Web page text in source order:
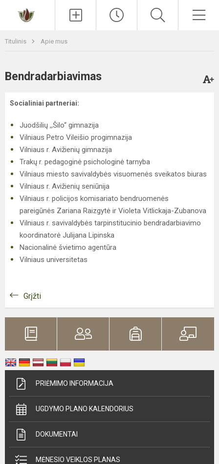
Titulinis Apie mus
Bendradarbiavimas
Socialiniai partneriai:
Juodšilių ,,Šilo“ gimnazija
Vilniaus Petro Vileišio progimnazija
Vilniaus r. Avižienių gimnazija
Trakų r. pedagoginė psichologinė tarnyba
Vilniaus miesto savivaldybės visuomenės sveikatos biuras
Vilniaus r. Avižienių seniūnija
Vilniaus r. policijos komisariato bendruomenės
pareigūnės Zariana Raizgytė ir Violeta Vitlickaja-Zubanova
Vilniaus r. savivaldybės tarpinstitucinio bendradarbiavimo
koordinatorė Julijana Lipinska
Nacionalinė švietimo agentūra
Vilniaus universitetas
Grįžti
PRIĖMIMO INFORMACIJA
UGDYMO PLANO KALENDORIUS
DOKUMENTAI
MĖNESIO VEIKLOS PLANAS